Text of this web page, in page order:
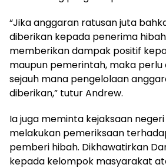
“Jika anggaran ratusan juta
diberikan kepada penerima
memberikan dampak positif
maupun pemerintah, maka
sejauh mana pengelolaan
diberikan,” tutur Andrew.
Ia juga meminta kejaksaan
melakukan pemeriksaan
pemberi hibah. Dikhawatirkan
kepada kelompok masyarakat